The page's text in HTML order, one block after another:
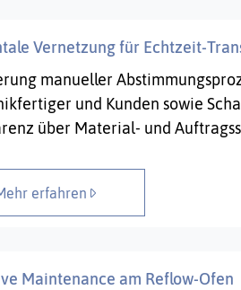
Vernetzung für Echtzeit-
manueller
und Kunden sowie
über Material- und
erfahren
Maintenance am Reflow-Ofen